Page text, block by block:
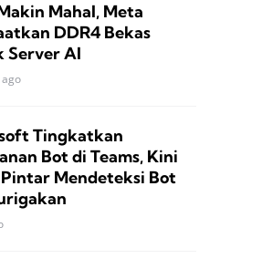
Mahal, Meta
DDR4 Bekas
Server AI
Tingkatkan
Bot di Teams, Kini
Mendeteksi Bot